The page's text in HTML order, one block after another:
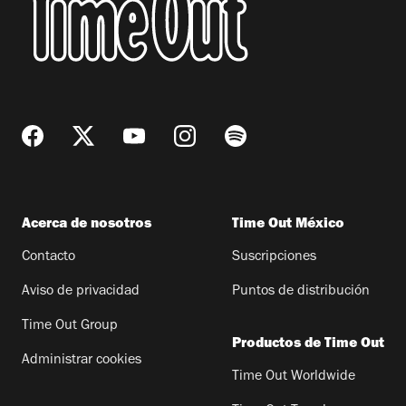
Acerca de nosotros
Contacto
Aviso de privacidad
Time Out Group
Administrar cookies
Time Out México
Suscripciones
Puntos de distribución
Productos de Time Out
Time Out Worldwide